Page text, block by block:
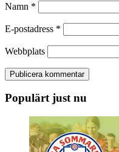
Namn *
E-postadress *
Webbplats
Populärt just nu